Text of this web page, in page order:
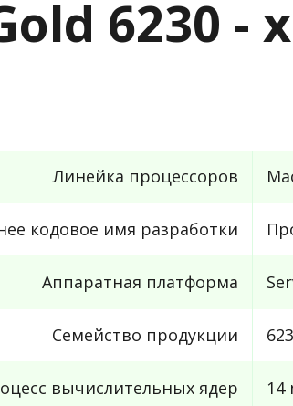
6230 -
Линейка процессоров
кодовое имя разработки
Аппаратная платформа
Семейство продукции
вычислительных ядер 14